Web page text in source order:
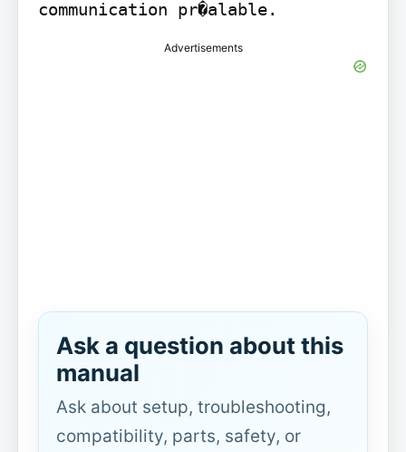
Advertisements
Ask a question about this
manual
Ask about setup, troubleshooting,
compatibility, parts, safety, or